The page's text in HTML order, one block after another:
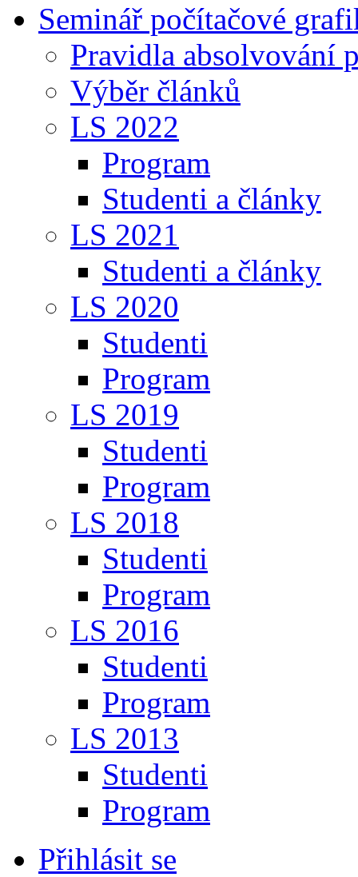
Seminář počítačové
Pravidla absolvování
Výběr článků
LS 2022
Program
Studenti a články
LS 2021
Studenti a články
LS 2020
Studenti
Program
LS 2019
Studenti
Program
LS 2018
Studenti
Program
LS 2016
Studenti
Program
LS 2013
Studenti
Program
Přihlásit se